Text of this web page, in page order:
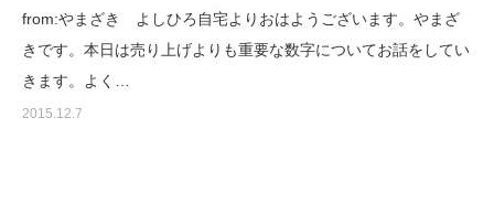
from:やまざき よしひろ自宅よりおはようございます。やまざ
きです。本日は売り上げよりも重要な数字についてお話をしてい
きます。よく…
2015.12.7